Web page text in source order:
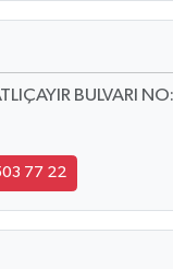
BULVARI
77 22